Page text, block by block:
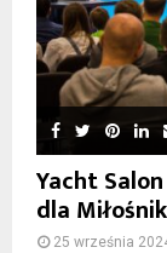
Yacht
dla
25 września